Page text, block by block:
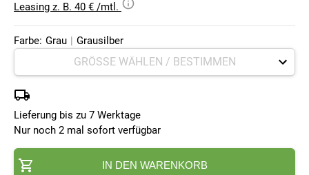
Leasing z. B. 40 € /mtl.
Farbe: Grau | Grausilber
Lieferung bis zu 7 Werktage
Nur noch 2 mal sofort verfügbar
IN DEN WARENKORB